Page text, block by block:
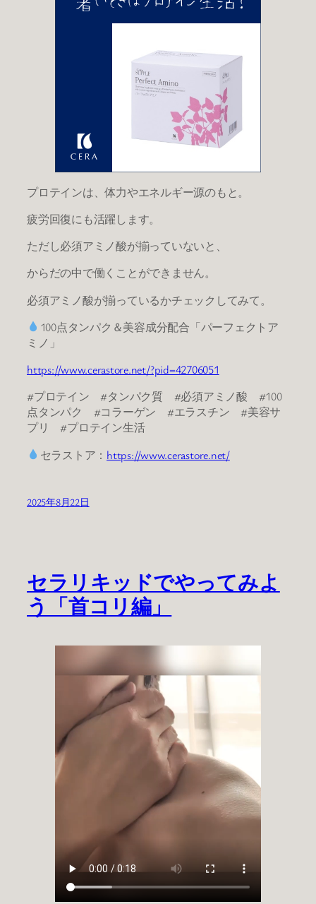
プロテインは、体力やエネルギー源のもと。
疲労回復にも活躍します。
ただし必須アミノ酸が揃っていないと、
からだの中で働くことができません。
必須アミノ酸が揃っているかチェックしてみて。
100点タンパク＆美容成分配合「パーフェクトア
ミノ」
https://www.cerastore.net/?pid=42706051
#プロテイン #タンパク質 #必須アミノ酸 #100
点タンパク #コラーゲン #エラスチン #美容サ
プリ #プロテイン生活
セラストア： https://www.cerastore.net/
2025年8月22日
セラリキッドでやってみよ
う「首コリ編」